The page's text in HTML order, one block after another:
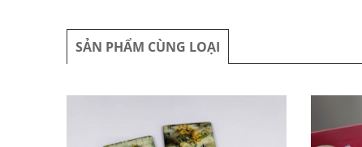
SẢN PHẨM CÙNG LOẠI